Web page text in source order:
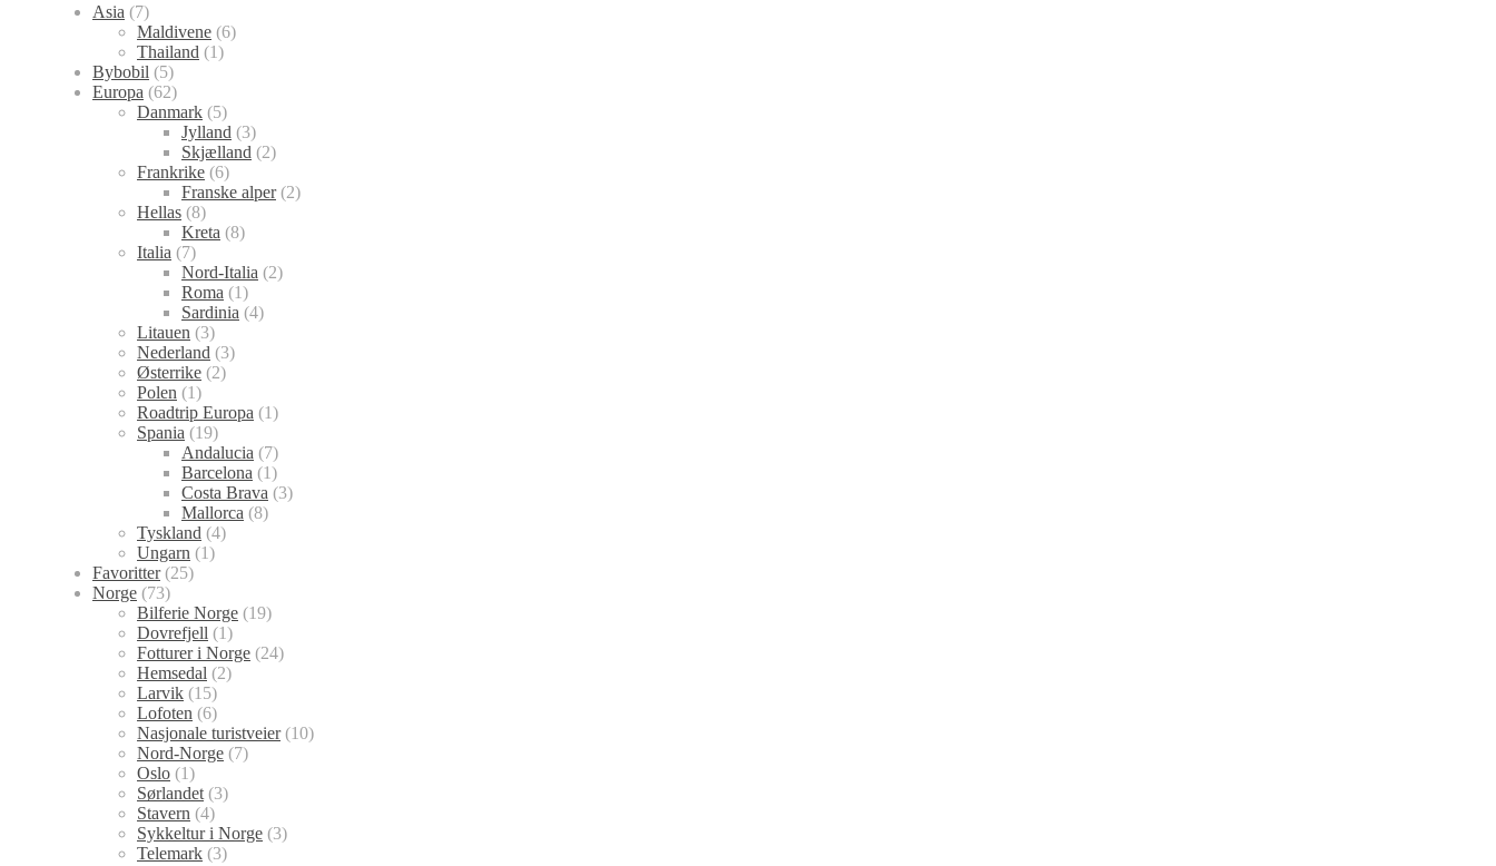
Asia (7)
Maldivene (6)
Thailand (1)
Bybobil (5)
Europa (62)
Danmark (5)
Jylland (3)
Skjælland (2)
Frankrike (6)
Franske alper(2)
Hellas (8)
Kreta (8)
Italia (7)
Nord-Italia (2)
Roma (1)
Sardinia (4)
Litauen (3)
Nederland (3)
Østerrike (2)
Polen (1)
Roadtrip Europa (1)
Spania (19)
Andalucia (7)
Barcelona (1)
Costa Brava (3)
Mallorca (8)
Tyskland (4)
Ungarn (1)
Favoritter(25)
Norge (73)
Bilferie Norge (19)
Dovrefjell (1)
Fotturer i Norge (24)
Hemsedal (2)
Larvik (15)
Lofoten (6)
Nasjonale turistveier(10)
Nord-Norge (7)
Oslo (1)
Sørlandet (3)
Stavern (4)
Sykkeltur i Norge (3)
Telemark (3)